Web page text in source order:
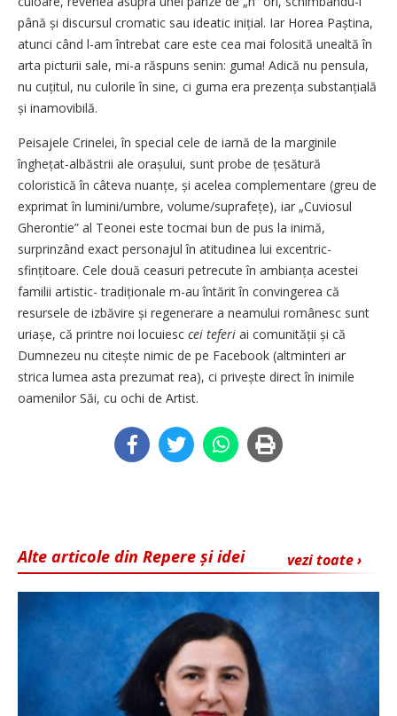
până și discursul cromatic sau ideatic inițial. Iar Horea Paștina,
atunci când l-am întrebat care este cea mai folosită unealtă în
arta picturii sale, mi-a răspuns senin: guma! Adică nu pensula,
nu cuțitul, nu culorile în sine, ci guma era prezența substan­țială
și inamovibilă.
Peisajele Crinelei, în special cele de iarnă de la marginile
înghețat-albăstrii ale orașului, sunt probe de țesătură
coloristică în câteva nuanțe, și acelea complementare (greu de
exprimat în lumini/umbre, volume/suprafețe), iar „Cuviosul
Gherontie” al Teonei este tocmai bun de pus la inimă,
surprinzând exact personajul în atitudinea lui excentric-
sfințitoare. Cele două ceasuri petrecute în ambianța acestei
familii artistic- tradi­ționale m-au întărit în convingerea că
resursele de izbăvire și regenerare a neamului românesc sunt
uriașe, că printre noi locuiesc cei teferi ai comunității și că
Dumnezeu nu citește nimic de pe Facebook (altminteri ar
strica lumea asta prezumat rea), ci privește direct în inimile
oamenilor Săi, cu ochi de Artist.
vezi toate ›
Alte articole din Repere și idei